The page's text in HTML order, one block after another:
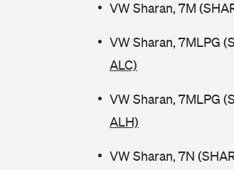
VW Sharan, 7M
VW Sharan, 7MLPG
ALC)
VW Sharan, 7MLPG
ALH)
VW Sharan, 7N